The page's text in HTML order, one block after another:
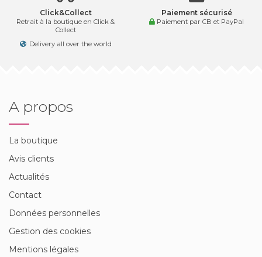
Click&Collect
Retrait à la boutique en Click &
Collect
Delivery all over the world
Paiement sécurisé
Paiement par CB et PayPal
A propos
La boutique
Avis clients
Actualités
Contact
Données personnelles
Gestion des cookies
Mentions légales